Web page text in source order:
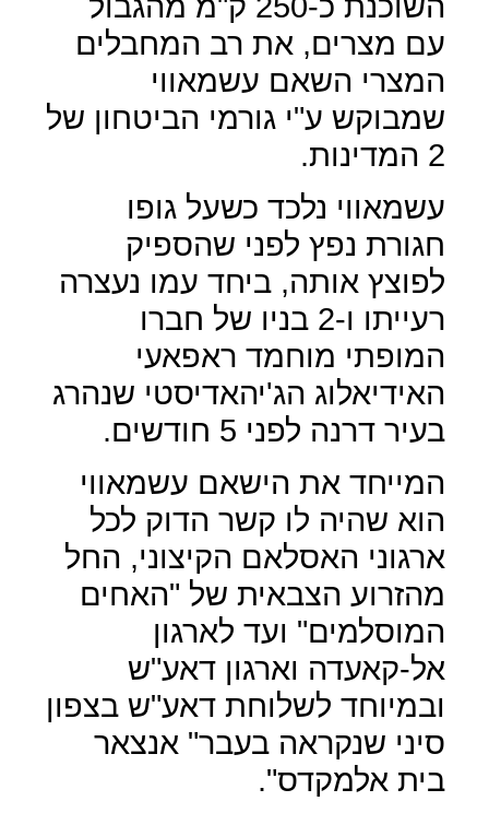
עם מצרים, את רב המחבלים
המצרי השאם עשמאווי
שמבוקש ע"י גורמי הביטחון של
2 המדינות.
עשמאווי נלכד כשעל גופו
חגורת נפץ לפני שהספיק
לפוצץ אותה, ביחד עמו נעצרה
רעייתו ו-2 בניו של חברו
המופתי מוחמד ראפאעי
האידיאלוג הג'יהאדיסטי שנהרג
בעיר דרנה לפני 5 חודשים.
המייחד את הישאם עשמאווי
הוא שהיה לו קשר הדוק לכל
ארגוני האסלאם הקיצוני, החל
מהזרוע הצבאית של "האחים
המוסלמים" ועד לארגון
אל-קאעדה וארגון דאע"ש
ובמיוחד לשלוחת דאע"ש בצפון
סיני שנקראה בעבר" אנצאר
בית אלמקדס".